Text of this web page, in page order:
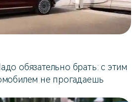
обязательно брать: с этим
не прогадаешь